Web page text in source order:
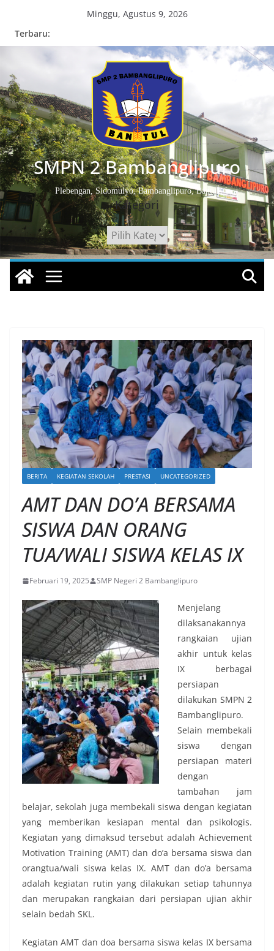
Minggu, Agustus 9, 2026
Terbaru:
SMPN 2 Bambanglipuro
Plebengan, Sidomulyo, Bambanglipuro, Bantul
Kategori
Kategori
BERITA KEGIATAN SEKOLAH PRESTASI UNCATEGORIZED
AMT DAN DO’A BERSAMA
SISWA DAN ORANG
TUA/WALI SISWA KELAS IX
Februari 19, 2025 SMP Negeri 2 Bambanglipuro
Menjelang
dilaksanakannya
rangkaian ujian
akhir untuk kelas
IX berbagai
persiapan
dilakukan SMPN 2
Bambanglipuro.
Selain membekali
siswa dengan
persiapan materi
dengan
tambahan jam
belajar, sekolah juga membekali siswa dengan kegiatan
yang memberikan kesiapan mental dan psikologis.
Kegiatan yang dimaksud tersebut adalah Achievement
Motivation Training (AMT) dan do’a bersama siswa dan
orangtua/wali siswa kelas IX. AMT dan do’a bersama
adalah kegiatan rutin yang dilakukan setiap tahunnya
dan merupakan rangkaian dari persiapan ujian akhir
selain bedah SKL.
Kegiatan AMT dan doa bersama siswa kelas IX bersama